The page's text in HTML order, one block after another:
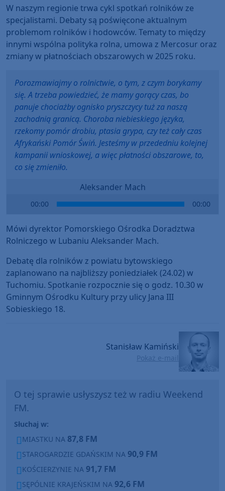
W naszym regionie trwa cykl spotkań rolników ze
specjalistami. Debaty są poświęcone aktualnym
problemom rolników i hodowców. Tematy to między
innymi wspólna polityka rolna, umowa z Mercosur oraz
zmiany w płatnościach obszarowych w 2025 roku.
Porozmawiajmy o rolnictwie, o tym, z czym borykamy
się. A trzeba powiedzieć, że mamy gorący czas, bo
panuje chociażby ognisko pryszczycy tuż za naszą
zachodnią granicą. Choroba niebieskiego języka,
rzekomy pomór drobiu, ptasia grypa, czy też cały czas
Afrykański Pomór Świń. Jesteśmy w przededniu kolejnej
kampanii wnioskowej, a więc płatności obszarowe, to,
co się zmieniło.
Aleksander Mach
00:00 00:00
Mówi dyrektor Pomorskiego Ośrodka Doradztwa
Rolniczego w Lubaniu Aleksander Mach.
Debatę dla rolników z powiatu bytowskiego
zaplanowano na najbliższy poniedziałek (24.02) w
Tuchomiu. Spotkanie rozpocznie się o godz. 10.30 w
Gminnym Ośrodku Kultury przy ulicy Jana III
Sobieskiego 18.
Stanisław Kamiński
Pokaż e-mail
O tej sprawie usłyszysz też w radiu Weekend
FM.
Słuchaj w:
MIASTKU NA 87,8 FM
STAROGARDZIE GDAŃSKIM NA 90,9 FM
KOŚCIERZYNIE NA 91,7 FM
SĘPÓLNIE KRAJEŃSKIM NA 92,6 FM